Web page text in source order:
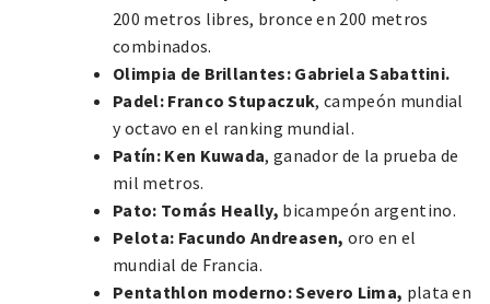
200 metros libres, bronce en 200 metros
combinados.
Olimpia de Brillantes: Gabriela Sabattini.
Padel: Franco Stupaczuk, campeón mundial
y octavo en el ranking mundial.
Patín: Ken Kuwada, ganador de la prueba de
mil metros.
Pato: Tomás Heally, bicampeón argentino.
Pelota: Facundo Andreasen, oro en el
mundial de Francia.
Pentathlon moderno: Severo Lima, plata en